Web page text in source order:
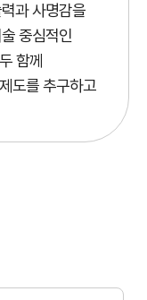
과 사명감을
중심적인
함께
도를 추구하고